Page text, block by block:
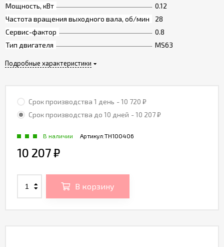
Мощность, кВт
0.12
Частота вращения выходного вала, об/мин
28
Сервис-фактор
0.8
Тип двигателя
MS63
Подробные характеристики
Срок производства 1 день - 10 720 ₽
Срок производства до 10 дней - 10 207₽
Артикул:TH100406
В наличии
10 207₽
В корзину